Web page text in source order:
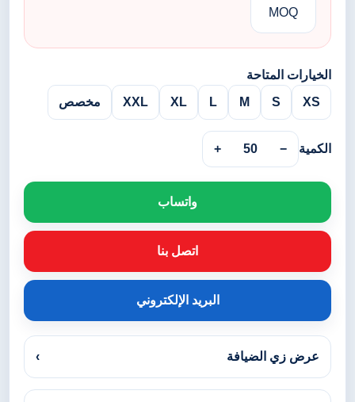
MOQ
الخيارات المتاحة
XS
S
M
L
XL
XXL مخصص
الكمية −
50
+
واتساب
اتصل بنا
البريد الإلكتروني
عرض زي الضيافة ›